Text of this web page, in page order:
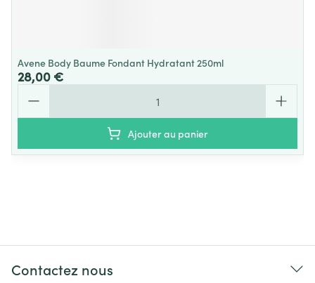
Avene Body Baume Fondant Hydratant 250ml
28,00 €
Ajouter au panier
Contactez nous